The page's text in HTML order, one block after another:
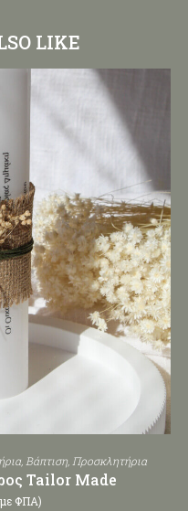
LIKE
, Βάπτιση, Προσκλητήρια
Tailor Made
ΦΠΑ)